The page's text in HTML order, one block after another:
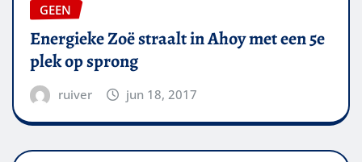
GEEN
Energieke Zoë straalt in Ahoy met een 5e
plek op sprong
ruiver jun 18, 2017